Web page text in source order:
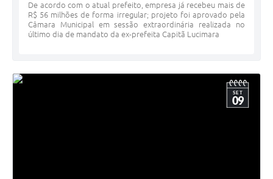
De acordo com o atual prefeito, empresa já recebeu mais de
R$ 56 milhões de forma irregular; projeto foi aprovado pela
Câmara Municipal em sessão extraordinária realizada no
último dia de mandato da ex-prefeita Capitã Lucimara
SET
09